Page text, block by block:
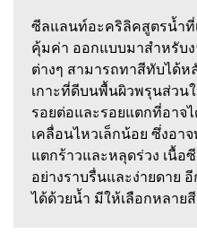
ซีลแลนท์อะคริลิคสูตรน้ำที่
คุ้มค่า ออกแบบมาสำหรับ
ต่างๆ สามารถทาสีทับได้ห
เกาะที่ดีบนพื้นผิวพรุนส่วน
รอยต่อและรอยแตกที่อาจ
เคลื่อนไหวเล็กน้อย ซึ่งอา
แตกร้าวและหลุดร่วง เนื้อ
อย่างราบรื่นและง่ายดาย
ได้ด้วยน้ำ มีให้เลือกหลายสี